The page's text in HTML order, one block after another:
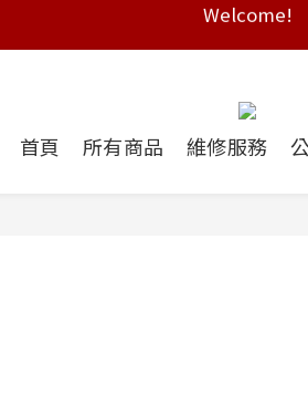
Free shipping on HK
Free shipping on HK
首頁 所有商品 維修服務